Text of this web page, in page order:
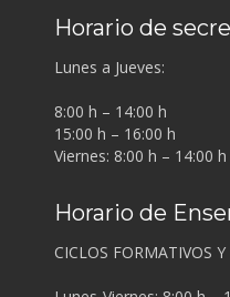
Horario de
Lunes a Jueves:
8:00 h – 14:00 h
15:00 h – 16:00 h
Viernes: 8:00 h – 14:00 h
Horario de
CICLOS FORMATIVOS Y